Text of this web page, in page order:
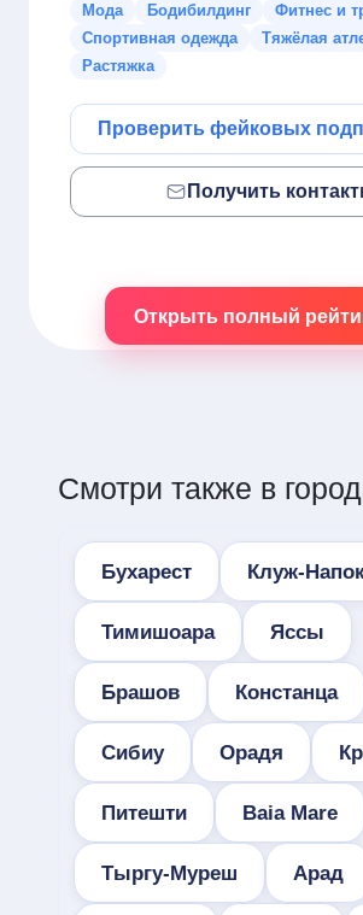
Мода Бодибилдинг
Фитнес и
Спортивная одежда
Тяжёлая
Растяжка
Проверить фейковых
Получить
Открыть полный
Смотри также в
Бухарест Клуж-
Тимишоара Яссы
Брашов Констанца
Сибиу Орадя
Питешти Baia Mare
Тыргу-Муреш Арад